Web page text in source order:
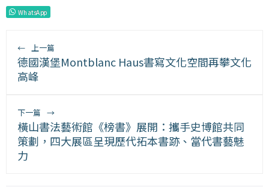
WhatsApp
← 上一篇
德國漢堡Montblanc Haus書寫文化空間再攀文化
高峰
下一篇 →
橫山書法藝術館《榜書》展開：攜手史博館共同
策劃，四大展區呈現歷代拓本書跡、當代書藝魅
力